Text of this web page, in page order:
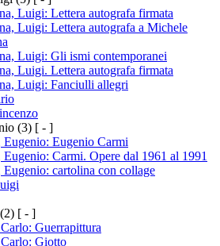
Luigi: Lettera autografa firmata
Luigi: Lettera autografa a Michele
Luigi: Gli ismi contemporanei
Luigi. Lettera autografa firmata
Luigi: Fanciulli allegri
(3) [ - ]
Eugenio: Eugenio Carmi
Eugenio: Carmi. Opere dal 1961 al 1991
Eugenio: cartolina con collage
(2) [ - ]
Guerrapittura
Giotto